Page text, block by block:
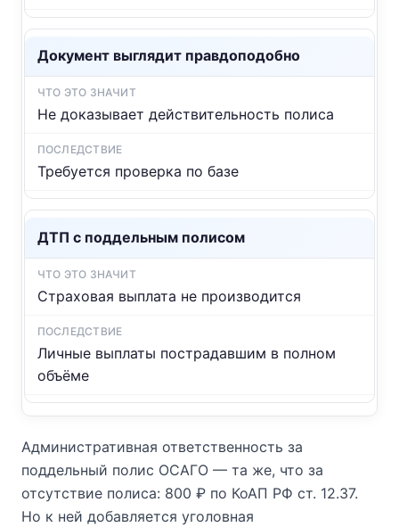
Документ выглядит правдоподобно
Не доказывает действительность полиса
Требуется проверка по базе
ДТП с поддельным полисом
Страховая выплата не производится
Личные выплаты пострадавшим в полном
объёме
Административная ответственность за
поддельный полис ОСАГО — та же, что за
отсутствие полиса: 800 ₽ по КоАП РФ ст. 12.37.
Но к ней добавляется уголовная